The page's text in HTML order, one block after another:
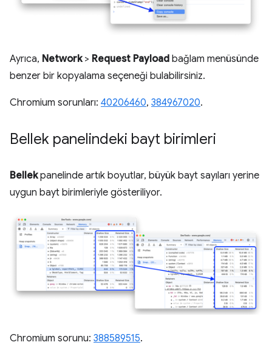
Ayrıca, Network> Request Payload bağlam menüsünde
benzer bir kopyalama seçeneği bulabilirsiniz.
Chromium sorunları: 40206460, 384967020.
Bellek panelindeki bayt birimleri
Bellekpanelinde artık boyutlar, büyük bayt sayıları yerine
uygun bayt birimleriyle gösteriliyor.
Chromium sorunu: 388589515.